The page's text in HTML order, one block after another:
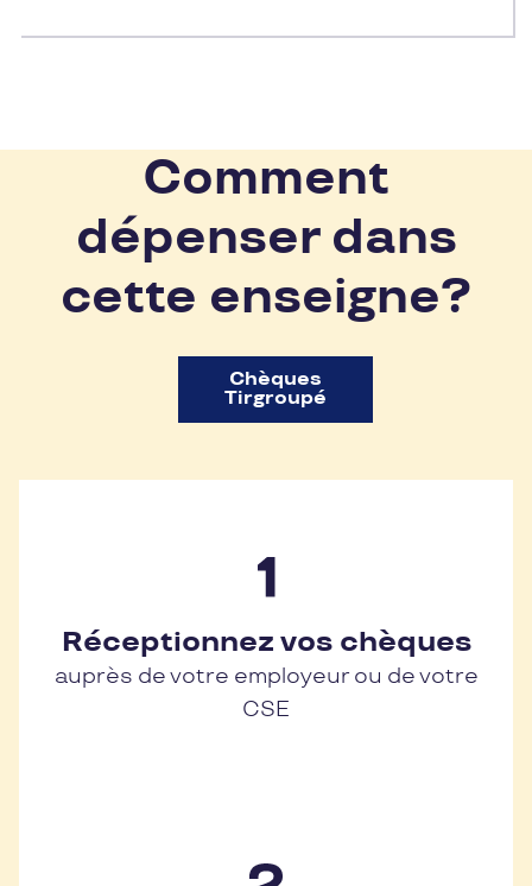
Comment
dépenser dans
cette enseigne?
Chèques
Tirgroupé
Réceptionnez vos chèques
auprès de votre employeur ou de votre
CSE